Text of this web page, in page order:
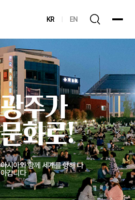
KR EN
광주가
문화로!
아시아와 함께 세계를 향해 나
아갑니다